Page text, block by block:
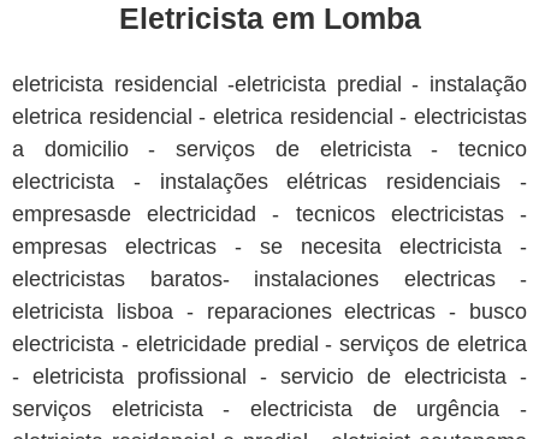
Eletricista em Lomba
eletricista residencial -eletricista predial - instalação
eletrica residencial - eletrica residencial - electricistas
a domicilio - serviços de eletricista - tecnico
electricista - instalações elétricas residenciais -
empresasde electricidad - tecnicos electricistas -
empresas electricas - se necesita electricista -
electricistas baratos- instalaciones electricas -
eletricista lisboa - reparaciones electricas - busco
electricista - eletricidade predial - serviços de eletrica
- eletricista profissional - servicio de electricista -
serviços eletricista - electricista de urgência -